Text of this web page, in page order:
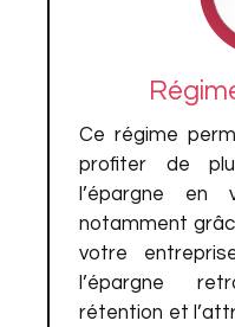
Ce régime
profiter de
l’épargne
notamment
votre
l’épargne
rétention et